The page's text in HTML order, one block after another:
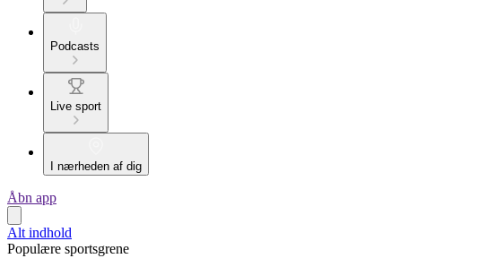
Podcasts
Live sport
I nærheden af dig
Åbn app
Alt indhold
Populære sportsgrene